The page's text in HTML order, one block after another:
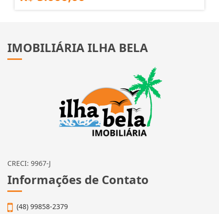
IMOBILIÁRIA ILHA BELA
CRECI: 9967-J
Informações de Contato
(48) 99858-2379